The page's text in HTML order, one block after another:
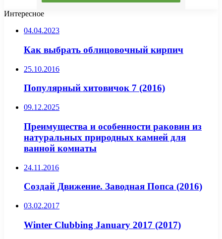
Интересное
04.04.2023
Как выбрать облицовочный кирпич
25.10.2016
Популярный хитовичок 7 (2016)
09.12.2025
Преимущества и особенности раковин из
натуральных природных камней для
ванной комнаты
24.11.2016
Создай Движение. Заводная Попса (2016)
03.02.2017
Winter Clubbing January 2017 (2017)